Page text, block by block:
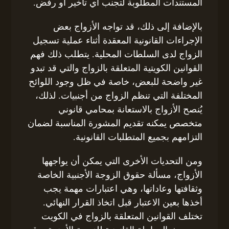
المستندات المطلوبة لتجنب أي تأخير أو رفض.
بالإضافة إلى ذلك، قد تواجه الأزواج بعض
الإجراءات القانونية المعقدة أثناء عملية تسجيل
الزواج لدى السلطات المحلية. يتطلب ذلك فهم
القوانين الكويتية المتعلقة بالزواج والتي قد تبدو
غير واضحة للبعض، خاصة في ظل وجود اللوائح
المختلفة التي تنظم الزواج من أجنبيات. لذلك،
يُنصح الأزواج بالاستعانة بمحامي قانوني
متخصص يمكنه تقديم المشورة المناسبة لضمان
التزامهم بجميع المتطلبات القانونية.
ومن التحديات الأخرى التي يمكن أن يواجهها
الأزواج، مسألة حقوق الزوجة الأجنبية الخاصة
وثقافتها وعاداتها، وهي اعتبارات مهمة يجب
أخذها بعين الاعتبار قبل اتخاذ القرار النهائي.
تختلف القوانين المتعلقة بالزواج في الكويت